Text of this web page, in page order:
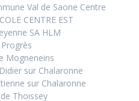
Val de Saone Centre
CENTRE EST
SA HLM
Progrès
Mogneneins
sur Chalaronne
sur Chalaronne
Thoissey